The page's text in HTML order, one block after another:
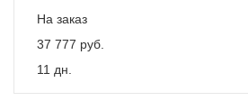
На заказ
37 777 руб.
11 дн.